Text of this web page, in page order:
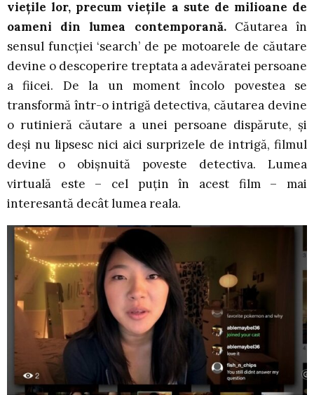
viețile lor, precum viețile a sute de milioane de
oameni din lumea contemporană.Căutarea în
sensul funcției ‘search’ de pe motoarele de căutare
devine o descoperire treptata a adevăratei persoane
a fiicei. De la un moment încolo povestea se
transformă într-o intrigă detectiva, căutarea devine
o rutinieră căutare a unei persoane dispărute, și
deși nu lipsesc nici aici surprizele de intrigă, filmul
devine o obișnuită poveste detectiva. Lumea
virtuală este – cel puțin în acest film – mai
interesantă decât lumea reala.